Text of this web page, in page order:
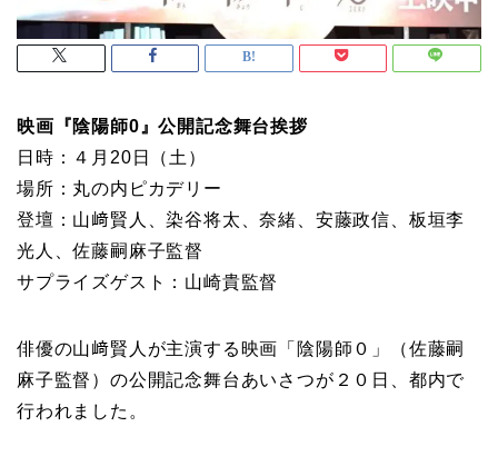
映画『陰陽師0』公開記念舞台挨拶
日時：４月20日（土）
場所：丸の内ピカデリー
登壇：山﨑賢人、染谷将太、奈緒、安藤政信、板垣李
光人、佐藤嗣麻子監督
サプライズゲスト：山崎貴監督
俳優の山﨑賢人が主演する映画「陰陽師０」（佐藤嗣
麻子監督）の公開記念舞台あいさつが２０日、都内で
行われました。